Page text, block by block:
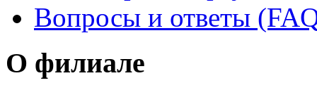
Вопросы и ответы
О филиале